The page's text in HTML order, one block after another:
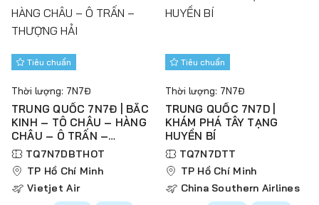
Tiêu chuẩn
Thời lượng: 7N7Đ
TRUNG QUỐC 7N7Đ | BẮC
KINH – TÔ CHÂU – HÀNG
CHÂU – Ô TRẤN –
THƯỢNG HẢI
TQ7N7DBTHOT
TP Hồ Chí Minh
Vietjet Air
Tiêu chuẩn
Thời lượng: 7N7Đ
TRUNG QUỐC 7N7D |
KHÁM PHÁ TÂY TẠNG
HUYỀN BÍ
TQ7N7DTT
TP Hồ Chí Minh
China Southern Airlines